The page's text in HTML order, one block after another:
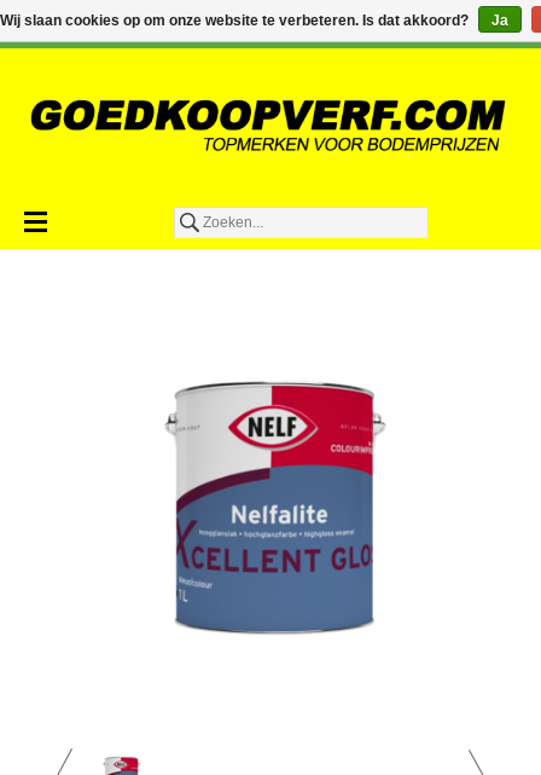
€0,00
Toevoegen aan winkelwagen
Wij slaan cookies op om onze website te verbeteren. Is dat akkoord? Ja